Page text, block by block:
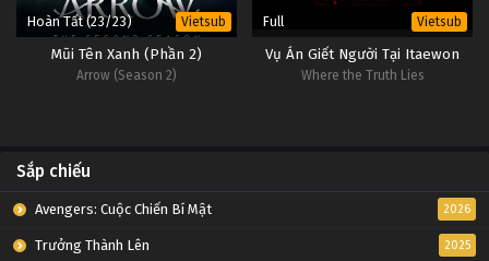
Yêu Không Giới Hạn Tập 9
Tập 9
Yêu Không Giới Hạn Tập 7
Hoàn Tất (23/23) Vietsub
Mũi Tên Xanh (Phần 2)
Arrow (Season 2)
Full Vietsub
Vụ Án Giết Người Tại Itaewon
Where the Truth Lies
Sắp chiếu
Avengers: Cuộc Chiến Bí Mật 2026
Trưởng Thành Lên 2025